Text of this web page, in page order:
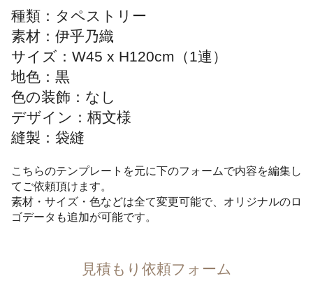
種類：タペストリー
素材：伊乎乃織
サイズ：W45 x H120cm（1連）
地色：黒
色の装飾：なし
デザイン：柄文様
縫製：袋縫
こちらのテンプレートを元に下のフォームで内容を編集し
てご依頼頂けます。
素材・サイズ・色などは全て変更可能で、オリジナルのロ
ゴデータも追加が可能です。
見積もり依頼フォーム